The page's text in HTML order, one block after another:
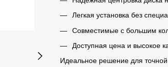
Легкая установка без
Совместимые с большим
Доступная цена и высокое
Идеальное решение для